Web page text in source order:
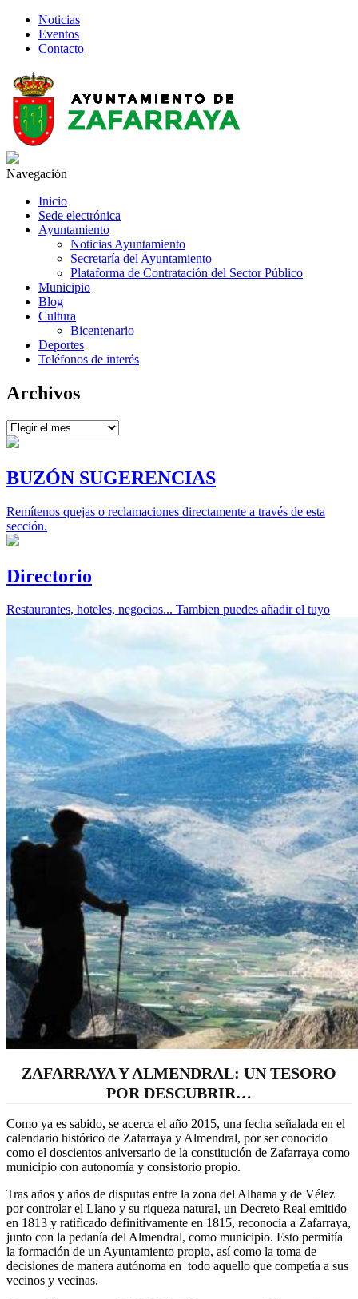
Noticias
Eventos
Contacto
Navegación
Inicio
Sede electrónica
Ayuntamiento
Noticias Ayuntamiento
Secretaría del Ayuntamiento
Plataforma de Contratación del Sector Público
Municipio
Blog
Cultura
Bicentenario
Deportes
Teléfonos de interés
Archivos
Archivos
BUZÓN SUGERENCIAS
Remítenos quejas o reclamaciones directamente a través de esta
sección.
Directorio
Restaurantes, hoteles, negocios... Tambien puedes añadir el tuyo
ZAFARRAYA Y ALMENDRAL: UN TESORO
POR DESCUBRIR…
Como ya es sabido, se acerca el año 2015, una fecha señalada en el
calendario histórico de Zafarraya y Almendral, por ser conocido
como el doscientos aniversario de la constitución de Zafarraya como
municipio con autonomía y consistorio propio.
Tras años y años de disputas entre la zona del Alhama y de Vélez
por controlar el Llano y su riqueza natural, un Decreto Real emitido
en 1813 y ratificado definitivamente en 1815, reconocía a Zafarraya,
junto con la pedanía del Almendral, como municipio. Esto permitía
la formación de un Ayuntamiento propio, así como la toma de
decisiones de manera autónoma en todo aquello que competía a sus
vecinos y vecinas.